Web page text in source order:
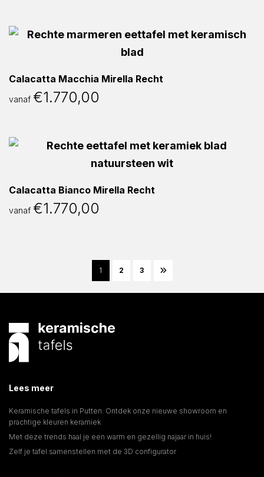
Calacatta Macchia Mirella Recht
vanaf €1.770,00
Calacatta Bianco Mirella Recht
vanaf €1.770,00
1 2 3
Lees meer
Keramische tafels in Putten: Ontdek onze nieuwe showroom en
prachtige kleuren keramiek
Met deze trends haal je een warm en gezellig najaar in huis!
Zelf je tafel samenstellen met de 3D configurator